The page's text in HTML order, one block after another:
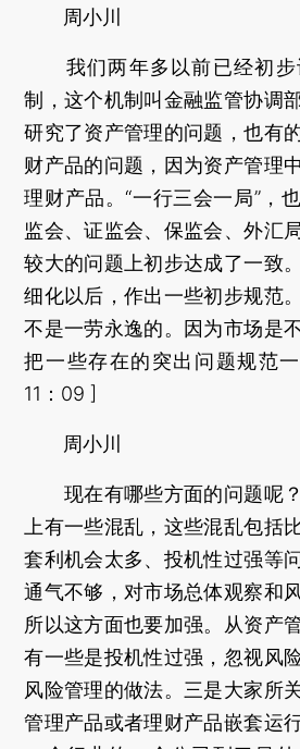
周小川
我们两年多以前已经初步
制，这个机制叫金融监管协调
研究了资产管理的问题，也有
财产品的问题，因为资产管理
理财产品。“一行三会一局”，
监会、证监会、保监会、外汇
较大的问题上初步达成了一致
细化以后，作出一些初步规范
不是一劳永逸的。因为市场是
把一些存在的突出问题规范
11：09 ]
周小川
现在有哪些方面的问题呢？
上有一些混乱，这些混乱包括
套利机会太多、投机性过强等
通气不够，对市场总体观察和
所以这方面也要加强。从资产
有一些是投机性过强，忽视风
风险管理的做法。三是大家所
管理产品或者理财产品嵌套运